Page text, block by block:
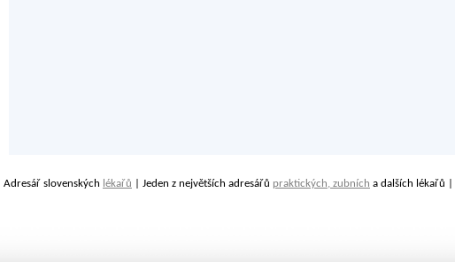
Adresář slovenských lékařů | Jeden z největších adresářů praktických, zubních a dalších lékařů |